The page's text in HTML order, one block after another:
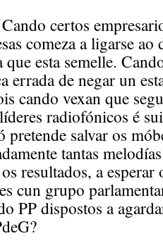
certos
comeza a ligarse ao
esta semelle.
errada de negar un
cando vexan que
radiofónicos é
pretende salvar os
tantas
resultados, a esperar
cun grupo
PP dispostos a